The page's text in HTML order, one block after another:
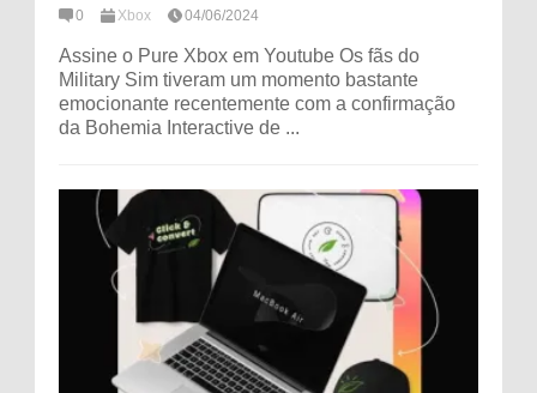
0 Xbox 04/06/2024
Assine o Pure Xbox em Youtube Os fãs do
Military Sim tiveram um momento bastante
emocionante recentemente com a confirmação
da Bohemia Interactive de ...